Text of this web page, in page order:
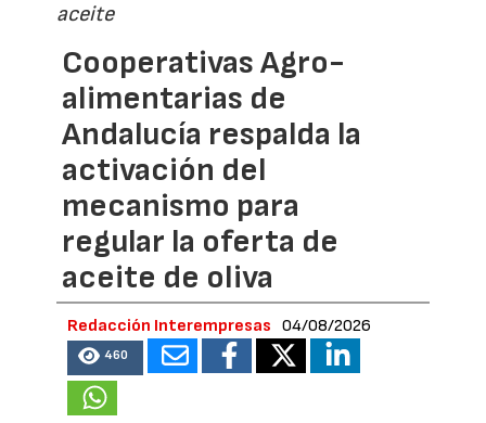
aceite
Cooperativas Agro-
alimentarias de
Andalucía respalda la
activación del
mecanismo para
regular la oferta de
aceite de oliva
Redacción Interempresas 04/08/2026
460